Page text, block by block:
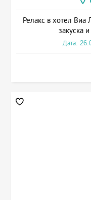
Релакс в хотел Виа
закуска
Дата: